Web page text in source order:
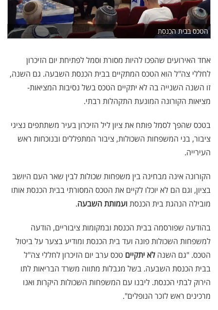
הטכס בבית הכנסת
אחד האירועים שהפכו להיות מסורת וסמל לפתיחת יום הזיכרון
לחללי צה"ל הוא הטכס המתקיים בבית הכנסת השבעה. גם השנה,
זו השנה השנייה בה לא יתקיים הטכס בשל נסיבות המציאות-
מציאות הקורונה המונעת התקהלות רבתי.
בטכס שהפך לסמל פותח את ציון ליל הזיכרון בעיר משתתפים נציגי
ציבור, בני המשפחות השכולות, ציבור המתפללים ובנוכחות ראש
העירייה.
הקורונה אינה מבחינה בין משפחות שכולות לבין שאר העם היושב
בציון, וגם הם לא יוכלו לקיים את הטכס המסורתי בבית הכנסת אותו
מובילה הנהגת בית הכנסתועמותת השבעה.
בהודעה שפורסמה בבית הכנסת ובמקומות ציבוריים, הודעה
למשפחות השכולות פונה ועד בית הכנסת ומודיע בצער על ביטול
הטכס. "גם השנה לא יתקיים טכס ערב יום הזיכרון לחללי צה"ל
בבית הכנסת השבעה. בשל מגבלות מתווה משרד הבריאות לתו
הירוק לבתי הכנסת. ליבנו עם המשפחות השכולות היקרות ואנו
מרכינים ראש לזכר הנופלים".